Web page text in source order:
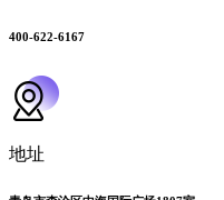
400-622-6167
地址